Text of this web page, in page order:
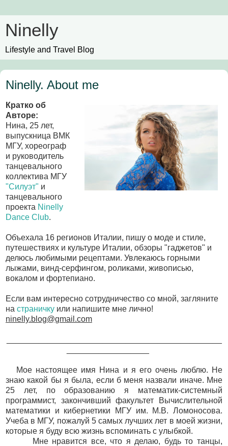
Ninelly
Lifestyle and Travel Blog
Ninelly. About me
Кратко об
Авторе:
Нина, 25 лет,
выпускница ВМК
МГУ, хореограф
и руководитель
танцевального
коллектива МГУ
"Силуэт" и
танцевального
проекта Ninelly
Dance Club.
Объехала 16 регионов Италии, пишу о моде и стиле,
путешествиях и культуре Италии, обзоры "гаджетов" и
делюсь любимыми рецептами. Увлекаюсь горными
лыжами, винд-серфингом, роликами, живописью,
вокалом и фортепиано.
Если вам интересно сотрудничество со мной, загляните
на страничку или напишите мне лично!
ninelly.blog@gmail.com
Мое настоящее имя Нина и я его очень люблю. Не
знаю какой бы я была, если б меня назвали иначе. Мне
25 лет, по образованию я математик-системный
программист, закончивший факультет Вычислительной
математики и кибернетики МГУ им. М.В. Ломоносова.
Учеба в МГУ, пожалуй 5 самых лучших лет в моей жизни,
которые я буду всю жизнь вспоминать с улыбкой.
Мне нравится все, что я делаю, будь то танцы,